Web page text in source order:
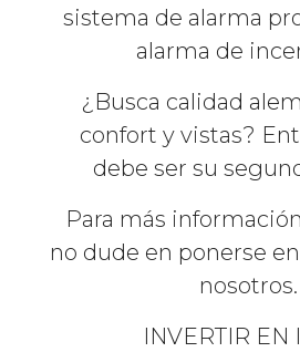
sistema de alarma
alarma de
¿Busca calidad
confort y vistas?
debe ser su
Para más
no dude en ponerse
nosotros.
INVERTIR EN